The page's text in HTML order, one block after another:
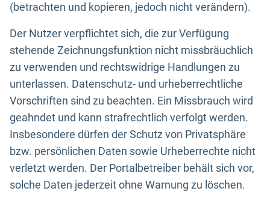
(betrachten und kopieren, jedoch nicht verändern).
Der Nutzer verpflichtet sich, die zur Verfügung
stehende Zeichnungsfunktion nicht missbräuchlich
zu verwenden und rechtswidrige Handlungen zu
unterlassen. Datenschutz- und urheberrechtliche
Vorschriften sind zu beachten. Ein Missbrauch wird
geahndet und kann strafrechtlich verfolgt werden.
Insbesondere dürfen der Schutz von Privatsphäre
bzw. persönlichen Daten sowie Urheberrechte nicht
verletzt werden. Der Portalbetreiber behält sich vor,
solche Daten jederzeit ohne Warnung zu löschen.